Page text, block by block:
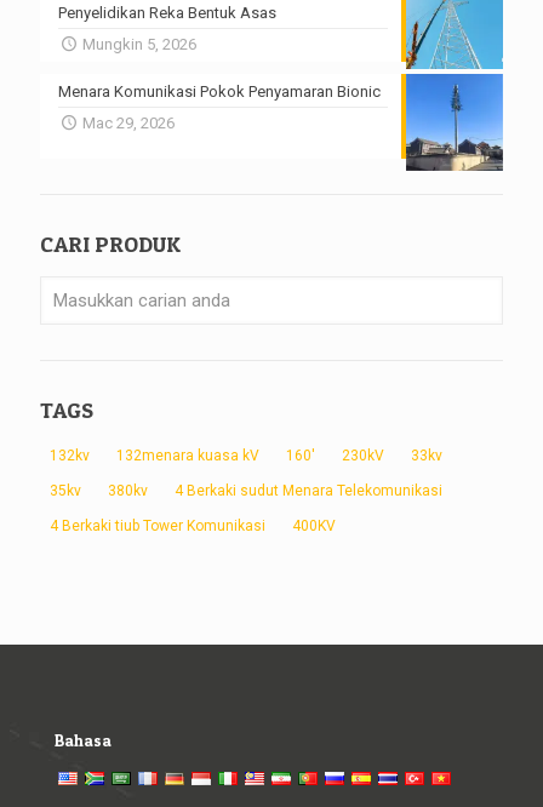
Penyelidikan Reka Bentuk Asas
Mungkin 5, 2026
Menara Komunikasi Pokok Penyamaran Bionic
Mac 29, 2026
CARI PRODUK
TAGS
132kv 132menara kuasa kV 160' 230kV 33kv
35kv 380kv 4 Berkaki sudut Menara Telekomunikasi
4 Berkaki tiub Tower Komunikasi 400KV
Bahasa